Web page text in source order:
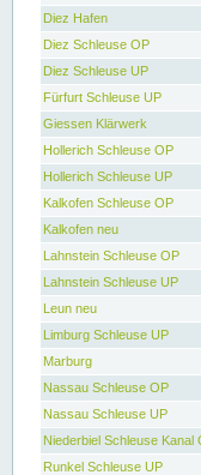
Diez Hafen
Diez Schleuse OP
Diez Schleuse UP
Fürfurt Schleuse UP
Giessen Klärwerk
Hollerich Schleuse OP
Hollerich Schleuse UP
Kalkofen Schleuse OP
Kalkofen neu
Lahnstein Schleuse OP
Lahnstein Schleuse UP
Leun neu
Limburg Schleuse UP
Marburg
Nassau Schleuse OP
Nassau Schleuse UP
Niederbiel Schleuse Kanal
Runkel Schleuse UP